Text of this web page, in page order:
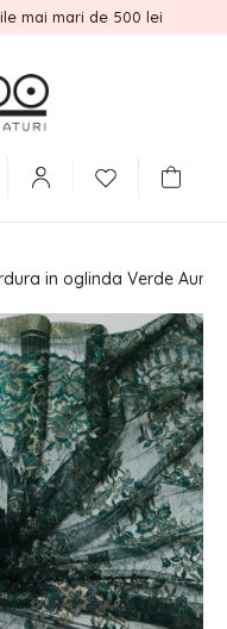
mai mari de 500 lei
in oglinda Verde Auriu